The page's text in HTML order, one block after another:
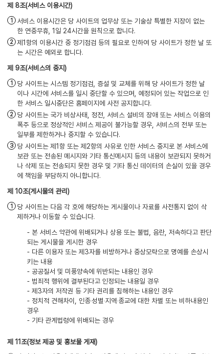
(서비스 이용시간)
서비스 이용시간은 당 사이트의 업무상 또는 기술상 특별한 지장이 없는
한 연중무휴, 1일 24시간을 원칙으로 합니다.
제1항의 이용시간 중 정기점검 등의 필요로 인하여 당 사이트가 정한 날 또
는 시간은 예외로 합니다.
(서비스의 중지)
당 사이트는 시스템 정기점검, 증설 및 교체를 위해 당 사이트가 정한 날
이나 시간에 서비스를 일시 중단할 수 있으며, 예정되어 있는 작업으로 인
한 서비스 일시중단은 홈페이지에 사전 공지합니다.
당 사이트는 국가 비상사태, 정전, 서비스 설비의 장애 또는 서비스 이용의
폭주 등으로 정상적인 서비스 제공이 불가능할 경우, 서비스의 전부 또는
일부를 제한하거나 중지할 수 있습니다.
당 사이트는 제1항 또는 제2항의 사유로 인한 서비스 중지로 본 서비스에
보관 또는 전송된 메시지와 기타 통신메시지 등의 내용이 보관되지 못하거
나 삭제 또는 전송되지 못한 경우 및 기타 통신 데이터의 손실이 있을 경우
에 책임을 부담하지 아니합니다.
(게시물의 관리)
당 사이트는 다음 각 호에 해당하는 게시물이나 자료를 사전통지 없이 삭
제하거나 이동할 수 있습니다.
- 본 서비스 약관에 위배되거나 상용 또는 불법, 음란, 저속하다고 판단
되는 게시물을 게시한 경우
- 다른 이용자 또는 제3자를 비방하거나 중상모략으로 명예를 손상시
키는 내용
- 공공질서 및 미풍양속에 위반되는 내용인 경우
- 범죄적 행위에 결부된다고 인정되는 내용일 경우
- 제3자의 저작권 등 기타 권리를 침해하는 내용인 경우
- 정치적 견해차이, 인종‧성별‧지역‧종교에 대한 차별 또는 비하내용인
경우
- 기타 관계법령에 위배되는 경우
(정보 제공 및 홍보물 게재)